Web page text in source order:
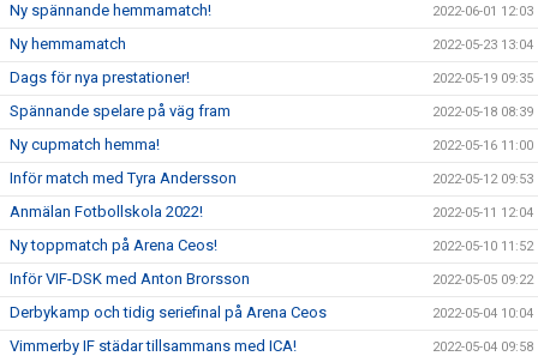
Ny spännande hemmamatch! 2022-06-01 12:03
Ny hemmamatch 2022-05-23 13:04
Dags för nya prestationer! 2022-05-19 09:35
Spännande spelare på väg fram 2022-05-18 08:39
Ny cupmatch hemma! 2022-05-16 11:00
Inför match med Tyra Andersson 2022-05-12 09:53
Anmälan Fotbollskola 2022! 2022-05-11 12:04
Ny toppmatch på Arena Ceos! 2022-05-10 11:52
Inför VIF-DSK med Anton Brorsson 2022-05-05 09:22
Derbykamp och tidig seriefinal på Arena Ceos 2022-05-04 10:04
Vimmerby IF städar tillsammans med ICA! 2022-05-04 09:58